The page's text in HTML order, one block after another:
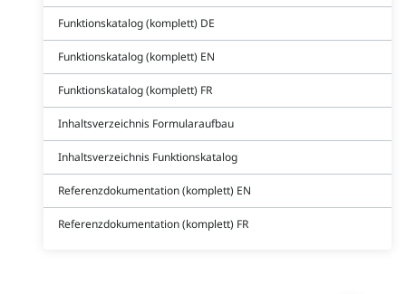
Funktionskatalog (komplett) DE
Funktionskatalog (komplett) EN
Funktionskatalog (komplett) FR
Inhaltsverzeichnis Formularaufbau
Inhaltsverzeichnis Funktionskatalog
Referenzdokumentation (komplett) EN
Referenzdokumentation (komplett) FR